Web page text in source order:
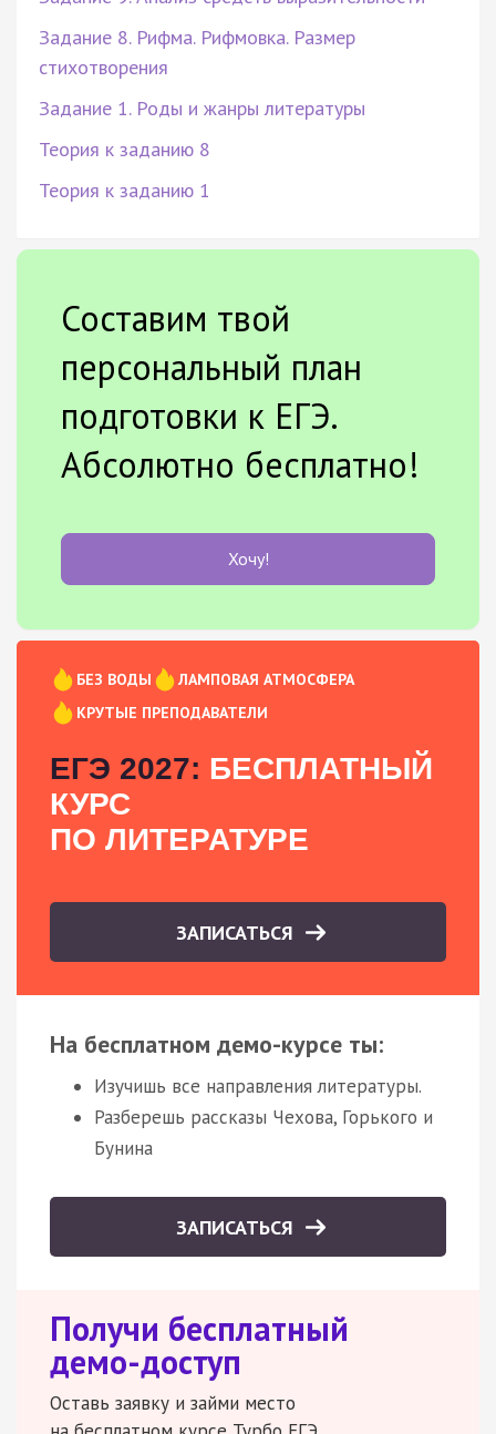
Задание 8. Рифма. Рифмовка. Размер
стихотворения
Задание 1. Роды и жанры литературы
Теория к заданию 8
Теория к заданию 1
Составим твой
персональный план
подготовки к ЕГЭ.
Абсолютно бесплатно!
Хочу!
БЕЗ ВОДЫ
ЛАМПОВАЯ АТМОСФЕРА
КРУТЫЕ ПРЕПОДАВАТЕЛИ
ЕГЭ 2027: БЕСПЛАТНЫЙ
КУРС
ПО ЛИТЕРАТУРЕ
ЗАПИСАТЬСЯ
На бесплатном демо-курсе ты:
Изучишь все направления литературы.
Разберешь рассказы Чехова, Горького и
Бунина
ЗАПИСАТЬСЯ
Получи бесплатный
демо-доступ
Оставь заявку и займи место